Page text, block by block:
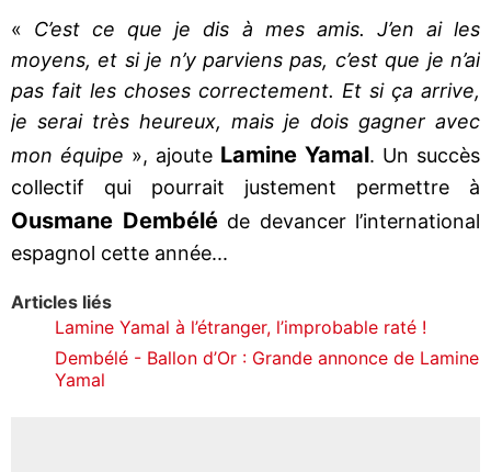
« C’est ce que je dis à mes amis. J’en ai les
moyens, et si je n’y parviens pas, c’est que je n’ai
pas fait les choses correctement. Et si ça arrive,
je serai très heureux, mais je dois gagner avec
mon équipe », ajoute Lamine Yamal. Un succès
collectif qui pourrait justement permettre à
Ousmane Dembéléde devancer l’international
espagnol cette année...
Articles liés
Lamine Yamal à l’étranger, l’improbable raté !
Dembélé - Ballon d’Or : Grande annonce de Lamine
Yamal